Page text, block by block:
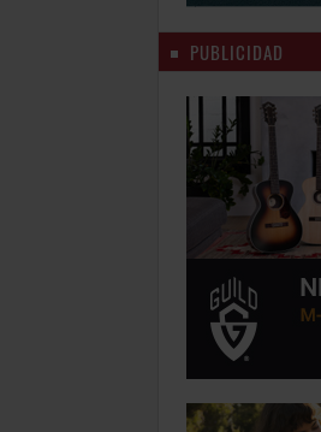
PUBLICIDAD